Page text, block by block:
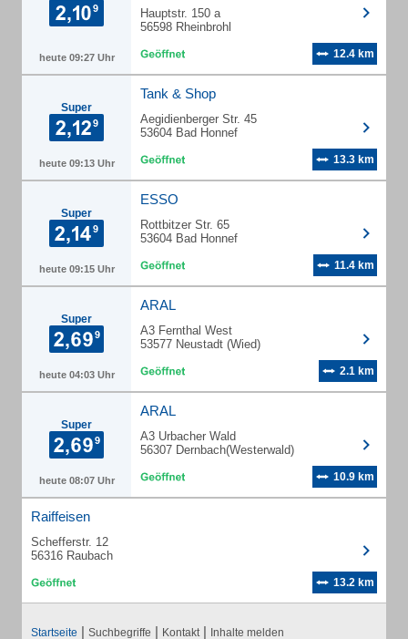
heute 09:27 Uhr
Hauptstr. 150 a
56598 Rheinbrohl
12.4 km
Super
heute 09:13 Uhr
Tank & Shop
Aegidienberger Str. 45
53604 Bad Honnef
13.3 km
Super
heute 09:15 Uhr
ESSO
Rottbitzer Str. 65
53604 Bad Honnef
11.4 km
Super
heute 04:03 Uhr
ARAL
A3 Fernthal West
53577 Neustadt (Wied)
2.1 km
Super
heute 08:07 Uhr
ARAL
A3 Urbacher Wald
56307 Dernbach(Westerwald)
10.9 km
Raiffeisen
Schefferstr. 12
56316 Raubach
13.2 km
Startseite | Suchbegriffe | Kontakt | Inhalte melden